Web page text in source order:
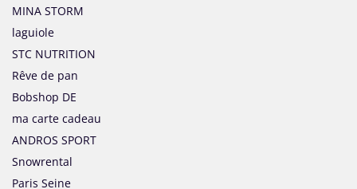
MINA STORM
laguiole
STC NUTRITION
Rêve de pan
Bobshop DE
ma carte cadeau
ANDROS SPORT
Snowrental
Paris Seine